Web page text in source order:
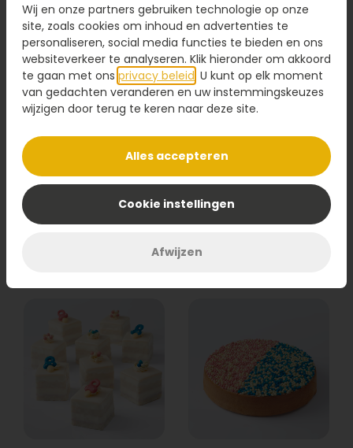
Geboorte vlaai Geboorte vlaai
Wij en onze partners gebruiken technologie op onze
site, zoals cookies om inhoud en advertenties te
personaliseren, social media functies te bieden en ons
websiteverkeer te analyseren. Klik hieronder om akkoord
te gaan met ons privacy beleid . U kunt op elk moment
van gedachten veranderen en uw instemmingskeuzes
wijzigen door terug te keren naar deze site.
Alles accepteren
Cookie instellingen
Afwijzen